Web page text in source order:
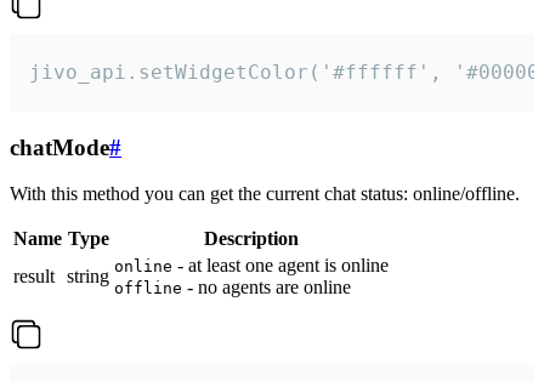
jivo_api.setWidgetColor('#ffffff',
chatMode#
With this method you can get the current chat status: online/offline.
Name Type
Description
result string online - at least one agent is online
offline - no agents are online